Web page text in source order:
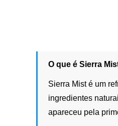
O que é Sierra
Sierra Mist é um
ingredientes
apareceu pela